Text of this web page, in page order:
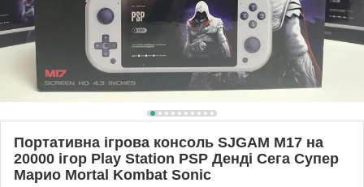
Портативна ігрова консоль SJGAM M17 на
20000 ігор Play Station PSP Денді Сега Супер
Марио Mortal Kombat Sonic